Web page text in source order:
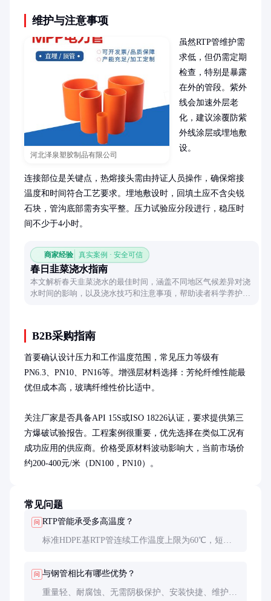
维护与注意事项
河北泽泉塑胶制品有限公司
虽然RTP管维护需
求低，但仍需定期
检查，特别是暴露
在外的管段。紫外
线会加速外层老
化，建议涂覆防紫
外线涂层或埋地敷
设。
连接部位是关键点，热熔接头需由持证人员操作，确保熔接
温度和时间符合工艺要求。埋地敷设时，回填土应不含尖锐
石块，管沟底部需夯实平整。压力试验应分段进行，稳压时
间不少于4小时。
商家经验 真实案例 · 安全可信
春日韭菜浇水指南
本文解析春天韭菜浇水的最佳时间，涵盖不同地区气候差异对浇
水时间的影响，以及浇水技巧和注意事项，帮助读者科学养护韭
B2B采购指南
首要确认设计压力和工作温度范围，常见压力等级有
PN6.3、PN10、PN16等。增强层材料选择：芳纶纤维性能最
优但成本高，玻璃纤维性价比适中。
关注厂家是否具备API 15S或ISO 18226认证，要求提供第三
方爆破试验报告。工程案例很重要，优先选择在类似工况有
成功应用的供应商。价格受原材料波动影响大，当前市场价
约200-400元/米（DN100，PN10）。
常见问题
问 RTP管能承受多高温度？
标准HDPE基RTP管连续工作温度上限为60℃，短期
问 与钢管相比有哪些优势？
重量轻、耐腐蚀、无需阴极保护、安装快捷、维护成